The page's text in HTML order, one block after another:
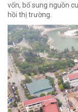
vốn, bổ sung nguồn
hồi thị trường.